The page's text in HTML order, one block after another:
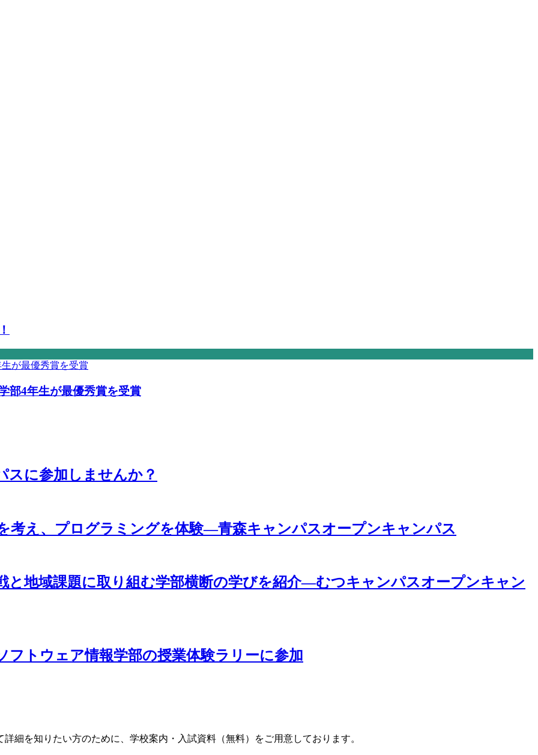
部4年生が最優秀賞を受賞
に参加しませんか？
考え、プログラミングを体験―青森キャンパスオープンキャンパス
と地域課題に取り組む学部横断の学びを紹介―むつキャンパスオープンキャン
トウェア情報学部の授業体験ラリーに参加
細を知りたい方のために、学校案内・入試資料（無料）をご用意しております。